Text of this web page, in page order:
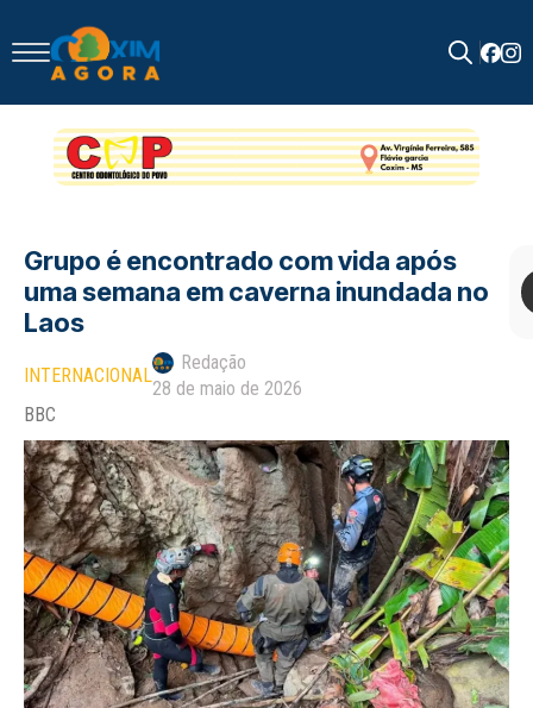
for:
Grupo é encontrado com vida após
uma semana em caverna inundada no
Laos
INTERNACIONAL
Redação
28 de maio de 2026
BBC